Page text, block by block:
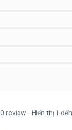
0 review - Hiển thị 1